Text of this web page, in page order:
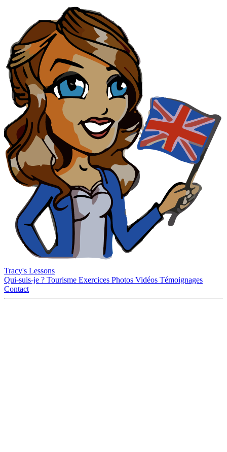
Tracy's Lessons
Qui-suis-je ? Tourisme Exercices Photos Vidéos Témoignages
Contact